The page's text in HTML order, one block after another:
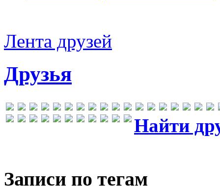
Лента друзей
Друзья
Найти
Записи по тегам